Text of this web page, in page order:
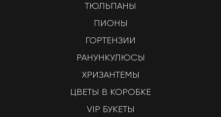
ТЮЛЬПАНЫ
ПИОНЫ
ГОРТЕНЗИИ
РАНУНКУЛЮСЫ
ХРИЗАНТЕМЫ
ЦВЕТЫ В КОРОБКЕ
VIP БУКЕТЫ